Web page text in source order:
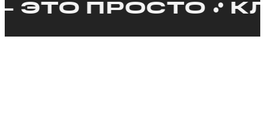
ПРОСТО